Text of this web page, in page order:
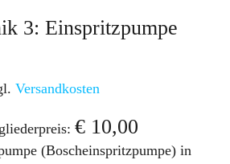
3: Einspritzpumpe
Versandkosten
€ 10,00
(Boscheinspritzpumpe) in